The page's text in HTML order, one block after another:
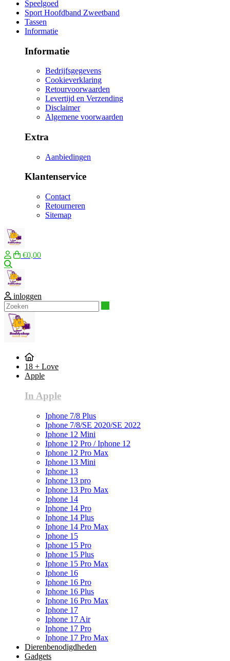
Speelgoed
Sport Hoofdband Zweetband
Tassen
Informatie
Informatie
Bedrijfsgegevens
Cookieverklaring
Retourvoorwaarden
Levertijd en Verzending
Disclaimer
Algemene voorwaarden
Extra
Aanbiedingen
Klantenservice
Contact
Retourneren
Sitemap
€0,00
inloggen
18 + Love
Apple
In Apple
Iphone 7/8 Plus
Iphone 7/8/SE 2020/SE 2022
Iphone 12 Mini
Iphone 12 Pro / Iphone 12
Iphone 12 Pro Max
Iphone 13 Mini
Iphone 13
Iphone 13 pro
Iphone 13 Pro Max
Iphone 14
Iphone 14 Pro
Iphone 14 Plus
Iphone 14 Pro Max
Iphone 15
Iphone 15 Pro
Iphone 15 Plus
Iphone 15 Pro Max
Iphone 16
Iphone 16 Pro
Iphone 16 Plus
Iphone 16 Pro Max
Iphone 17
Iphone 17 Air
Iphone 17 Pro
Iphone 17 Pro Max
Dierenbenodigdheden
Gadgets